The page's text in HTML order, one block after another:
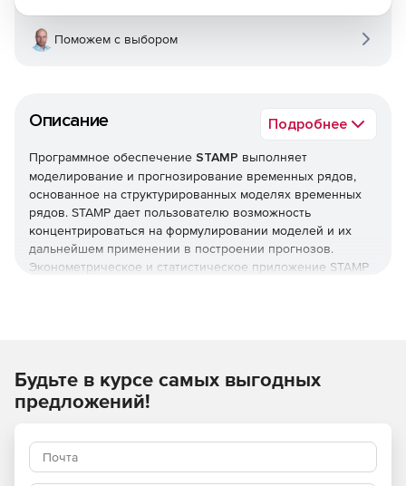
Описание Подробнее
Программное обеспечение STAMP выполняет
моделирование и прогнозирование временных рядов,
основанное на структурированных моделях временных
рядов. STAMP дает пользователю возможность
концентрироваться на формулировании моделей и их
дальнейшем применении в построении прогнозов.
Эконометрическое и статистическое приложение STAMP
эмпирической работы.
Основные возможности STAMP:
Поможем с выбором
Будьте в курсе самых выгодных
предложений!